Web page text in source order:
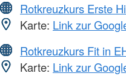
Rotkreuzkurs Erste
Karte: Link zur
Rotkreuzkurs Fit in
Karte: Link zur